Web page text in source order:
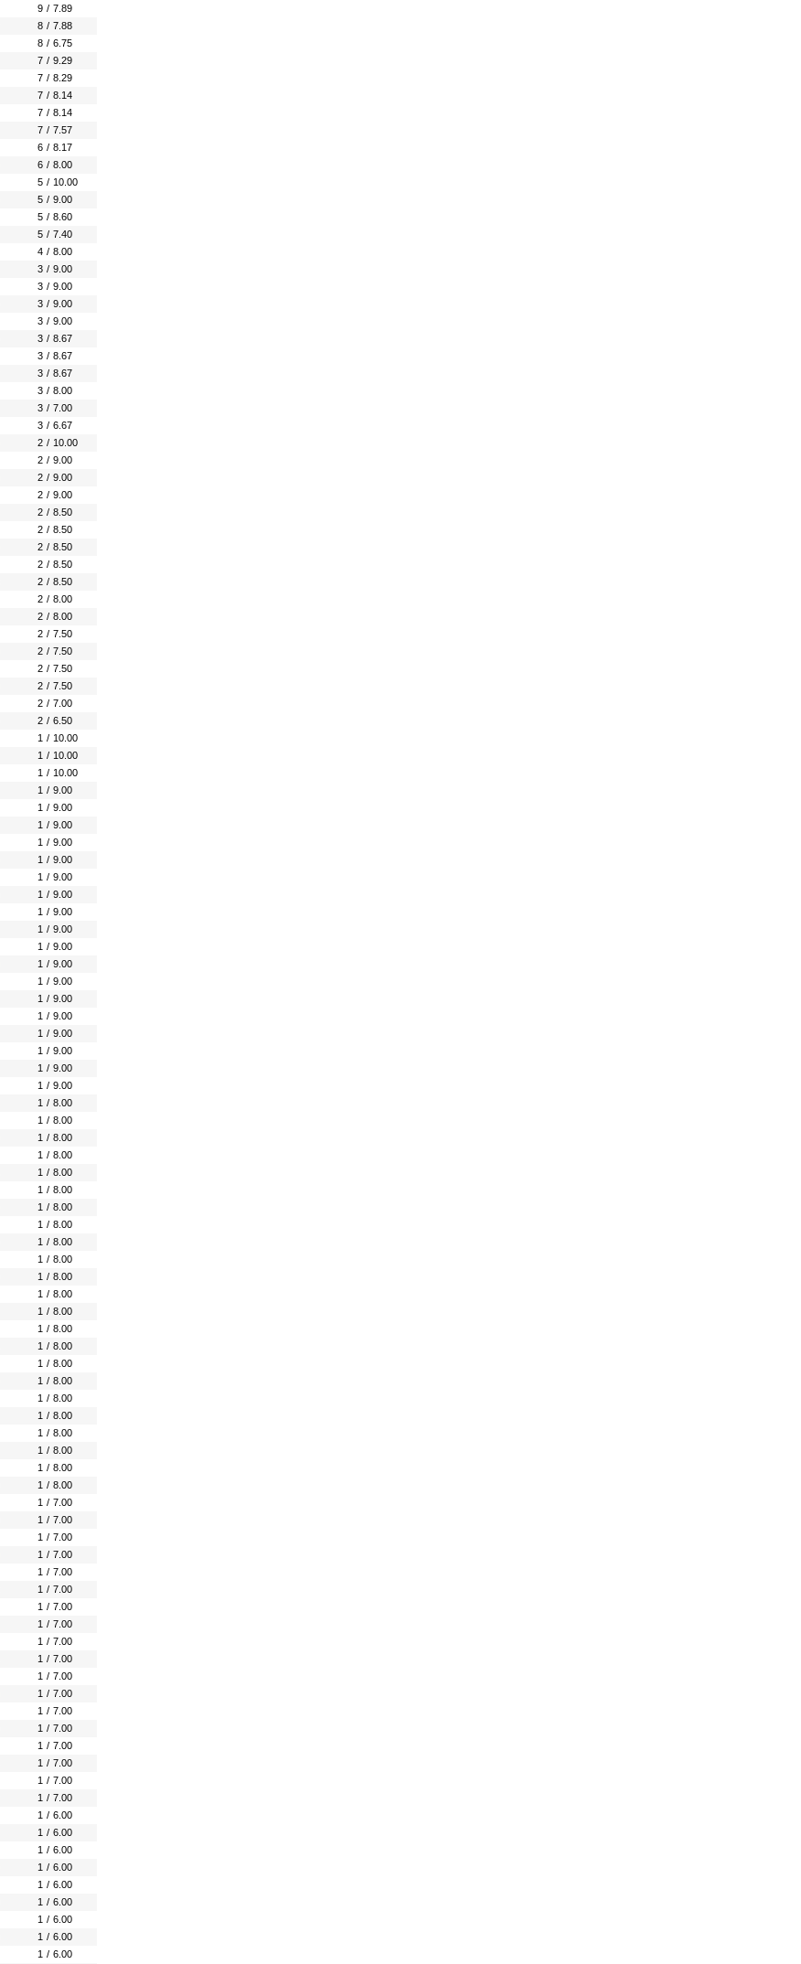
9 / 7.89
8 / 7.88
8 / 6.75
7 / 9.29
7 / 8.29
7 / 8.14
7 / 8.14
7 / 7.57
6 / 8.17
6 / 8.00
5 / 10.00
5 / 9.00
5 / 8.60
5 / 7.40
4 / 8.00
3 / 9.00
3 / 9.00
3 / 9.00
3 / 9.00
3 / 8.67
3 / 8.67
3 / 8.67
3 / 8.00
3 / 7.00
3 / 6.67
2 / 10.00
2 / 9.00
2 / 9.00
2 / 9.00
2 / 8.50
2 / 8.50
2 / 8.50
2 / 8.50
2 / 8.50
2 / 8.00
2 / 8.00
2 / 7.50
2 / 7.50
2 / 7.50
2 / 7.50
2 / 7.00
2 / 6.50
1 / 10.00
1 / 10.00
1 / 10.00
1 / 9.00
1 / 9.00
1 / 9.00
1 / 9.00
1 / 9.00
1 / 9.00
1 / 9.00
1 / 9.00
1 / 9.00
1 / 9.00
1 / 9.00
1 / 9.00
1 / 9.00
1 / 9.00
1 / 9.00
1 / 9.00
1 / 9.00
1 / 9.00
1 / 8.00
1 / 8.00
1 / 8.00
1 / 8.00
1 / 8.00
1 / 8.00
1 / 8.00
1 / 8.00
1 / 8.00
1 / 8.00
1 / 8.00
1 / 8.00
1 / 8.00
1 / 8.00
1 / 8.00
1 / 8.00
1 / 8.00
1 / 8.00
1 / 8.00
1 / 8.00
1 / 8.00
1 / 8.00
1 / 8.00
1 / 7.00
1 / 7.00
1 / 7.00
1 / 7.00
1 / 7.00
1 / 7.00
1 / 7.00
1 / 7.00
1 / 7.00
1 / 7.00
1 / 7.00
1 / 7.00
1 / 7.00
1 / 7.00
1 / 7.00
1 / 7.00
1 / 7.00
1 / 7.00
1 / 6.00
1 / 6.00
1 / 6.00
1 / 6.00
1 / 6.00
1 / 6.00
1 / 6.00
1 / 6.00
1 / 6.00